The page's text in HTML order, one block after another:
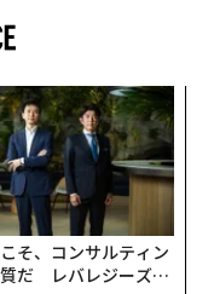
の一つを創造している」とI
X
スタートアップ
公開した。目論見書
めの企業説明書の
回のIPOで新たに5
り135ドル（約2万1
の売り出し価格はI
では6月11日の可能
そ、コンサルティン
だ レバレジーズが